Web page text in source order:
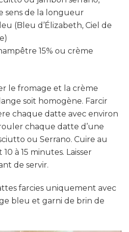
sens de la longueur
(Bleu d’Élizabeth, Ciel de
15% ou crème
le fromage et la crème
soit homogène. Farcir
chaque datte avec environ
chaque datte d’une
ou Serrano. Cuire au
à 15 minutes. Laisser
de servir.
farcies uniquement avec
bleu et garni de brin de